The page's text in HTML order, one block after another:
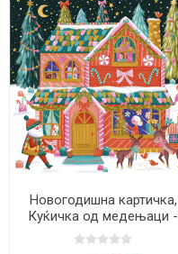
Новогодишна картичка,
Куќичка од медењаци -
Pictura